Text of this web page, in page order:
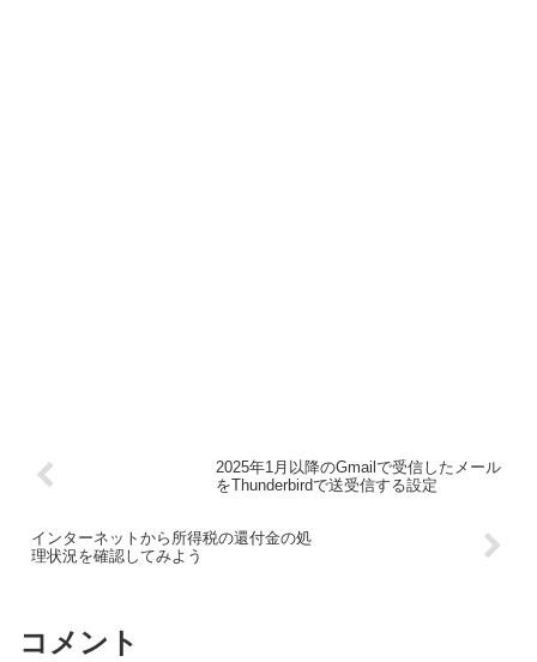
2025年1月以降のGmailで受信したメール
をThunderbirdで送受信する設定
インターネットから所得税の還付金の処
理状況を確認してみよう
コメント